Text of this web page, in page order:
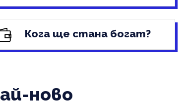
Кога ще стана богат?
ново